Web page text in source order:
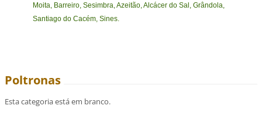
Moita, Barreiro, Sesimbra, Azeitão, Alcácer do Sal, Grândola,
Santiago do Cacém, Sines.
Poltronas
Esta categoria está em branco.